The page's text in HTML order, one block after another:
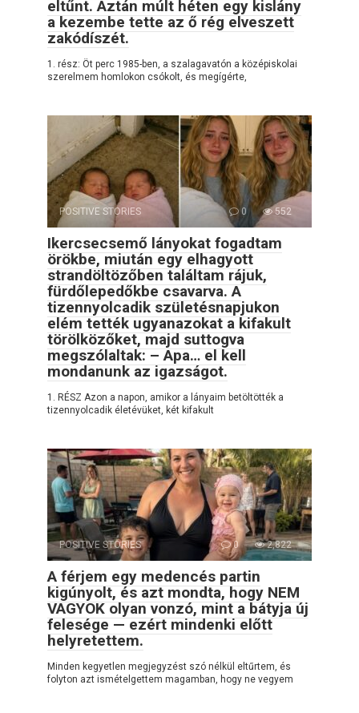
eltűnt. Aztán múlt héten egy kislány
a kezembe tette az ő rég elveszett
zakódíszét.
1. rész: Öt perc 1985-ben, a szalagavatón a középiskolai
szerelmem homlokon csókolt, és megígérte,
POSITIVE STORIES 0 552
Ikercsecsemő lányokat fogadtam
örökbe, miután egy elhagyott
strandöltözőben találtam rájuk,
fürdőlepedőkbe csavarva. A
tizennyolcadik születésnapjukon
elém tették ugyanazokat a kifakult
törölközőket, majd suttogva
megszólaltak: – Apa… el kell
mondanunk az igazságot.
1. RÉSZ Azon a napon, amikor a lányaim betöltötték a
tizennyolcadik életévüket, két kifakult
POSITIVE STORIES 0 2,822
A férjem egy medencés partin
kigúnyolt, és azt mondta, hogy NEM
VAGYOK olyan vonzó, mint a bátyja új
felesége — ezért mindenki előtt
helyretettem.
Minden kegyetlen megjegyzést szó nélkül eltűrtem, és
folyton azt ismételgettem magamban, hogy ne vegyem